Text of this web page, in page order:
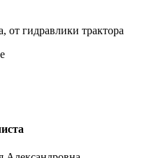
от гидравлики трактора